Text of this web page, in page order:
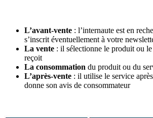
L’avant-vente : l’internaute est en
s’inscrit éventuellement à votre
La vente : il sélectionne le produit ou
reçoit
La consommation du produit ou du
L’après-vente : il utilise le service
donne son avis de consommateur